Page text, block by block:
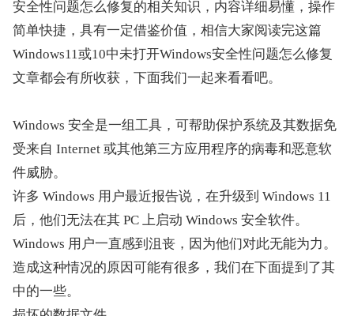
安全性问题怎么修复的相关知识，内容详细易懂，操作
简单快捷，具有一定借鉴价值，相信大家阅读完这篇
Windows11或10中未打开Windows安全性问题怎么修复
文章都会有所收获，下面我们一起来看看吧。
Windows 安全是一组工具，可帮助保护系统及其数据免
受来自 Internet 或其他第三方应用程序的病毒和恶意软
件威胁。
许多 Windows 用户最近报告说，在升级到 Windows 11
后，他们无法在其 PC 上启动 Windows 安全软件。
Windows 用户一直感到沮丧，因为他们对此无能为力。
造成这种情况的原因可能有很多，我们在下面提到了其
中的一些。